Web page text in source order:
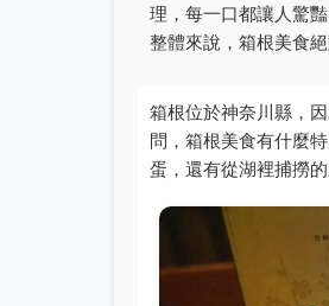
理，每一口都讓人驚
整體來說，箱根美食
箱根位於神奈川縣，
問，箱根美食有什麼
蛋，還有從湖裡捕撈